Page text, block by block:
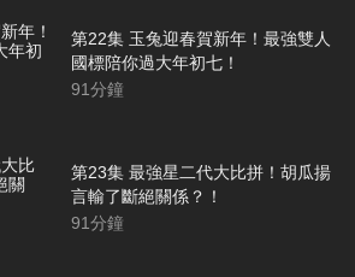
第22集 玉兔迎春賀新年！最強雙人
國標陪你過大年初七！
91分鐘
第23集 最強星二代大比拼！胡瓜揚
言輸了斷絕關係？！
91分鐘